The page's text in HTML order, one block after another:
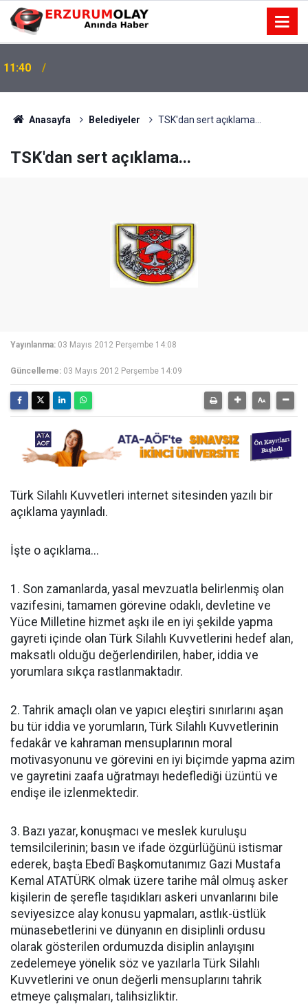
11:40
Anasayfa Belediyeler TSK'dan sert açıklama...
TSK'dan sert açıklama...
Yayınlanma: 03 Mayıs 2012 Perşembe 14:08
Güncelleme: 03 Mayıs 2012 Perşembe 14:09
Türk Silahlı Kuvvetleri internet sitesinden yazılı bir
açıklama yayınladı.
İşte o açıklama...
1. Son zamanlarda, yasal mevzuatla belirlenmiş olan
vazifesini, tamamen görevine odaklı, devletine ve
Yüce Milletine hizmet aşkı ile en iyi şekilde yapma
gayreti içinde olan Türk Silahlı Kuvvetlerini hedef alan,
maksatlı olduğu değerlendirilen, haber, iddia ve
yorumlara sıkça rastlanmaktadır.
2. Tahrik amaçlı olan ve yapıcı eleştiri sınırlarını aşan
bu tür iddia ve yorumların, Türk Silahlı Kuvvetlerinin
fedakâr ve kahraman mensuplarının moral
motivasyonunu ve görevini en iyi biçimde yapma azim
ve gayretini zaafa uğratmayı hedeflediği üzüntü ve
endişe ile izlenmektedir.
3. Bazı yazar, konuşmacı ve meslek kuruluşu
temsilcilerinin; basın ve ifade özgürlüğünü istismar
ederek, başta Ebedî Başkomutanımız Gazi Mustafa
Kemal ATATÜRK olmak üzere tarihe mâl olmuş asker
kişilerin de şerefle taşıdıkları askeri unvanlarını bile
seviyesizce alay konusu yapmaları, astlık-üstlük
münasebetlerini ve dünyanın en disiplinli ordusu
olarak gösterilen ordumuzda disiplin anlayışını
zedelemeye yönelik söz ve yazılarla Türk Silahlı
Kuvvetlerini ve onun değerli mensuplarını tahrik
etmeye çalışmaları, talihsizliktir.